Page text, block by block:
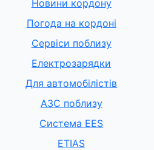
Новини кордону
Погода на кордоні
Сервіси поблизу
Електрозарядки
Для автомобілістів
АЗС поблизу
Система EES
ETIAS